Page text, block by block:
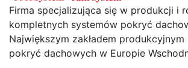
Firma specjalizująca się w produkcji i
kompletnych systemów pokryć
Największym zakładem
pokryć dachowych w Europie